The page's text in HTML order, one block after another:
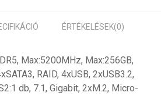
ÉRTÉKELÉSEK(0)
Max:5200MHz, Max:256GB,
RAID, 4xUSB, 2xUSB3.2,
db, 7.1, Gigabit, 2xM.2, Micro-